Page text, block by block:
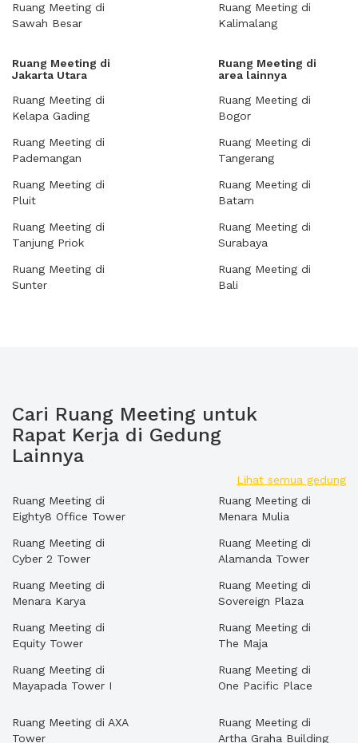
Ruang Meeting di
Sawah Besar
Ruang Meeting di
Kalimalang
Ruang Meeting di
Jakarta Utara
Ruang Meeting di
Kelapa Gading
Ruang Meeting di
Pademangan
Ruang Meeting di
Pluit
Ruang Meeting di
Tanjung Priok
Ruang Meeting di
Sunter
Ruang Meeting di
area lainnya
Ruang Meeting di
Bogor
Ruang Meeting di
Tangerang
Ruang Meeting di
Batam
Ruang Meeting di
Surabaya
Ruang Meeting di
Bali
Cari Ruang Meeting untuk
Rapat Kerja di Gedung
Lainnya
Lihat semua gedung
Ruang Meeting di
Eighty8 Office Tower
Ruang Meeting di
Cyber 2 Tower
Ruang Meeting di
Menara Karya
Ruang Meeting di
Equity Tower
Ruang Meeting di
Mayapada Tower I
Ruang Meeting di
Menara Mulia
Ruang Meeting di
Alamanda Tower
Ruang Meeting di
Sovereign Plaza
Ruang Meeting di
The Maja
Ruang Meeting di
One Pacific Place
Ruang Meeting di AXA
Tower
Ruang Meeting di
Artha Graha Building